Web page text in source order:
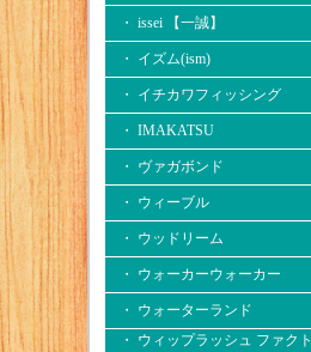
・ issei 【一誠】
・ イズム(ism)
・ イチカワフィッシング
・ IMAKATSU
・ ヴァガボンド
・ ウィーブル
・ ウッドリーム
・ ウォーカーウォーカー
・ ウォーターランド
・ ウィップラッシュ ファクト